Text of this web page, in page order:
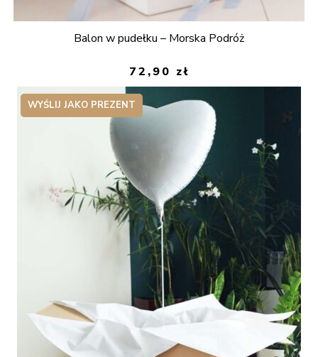
Balon w pudełku – Morska Podróż
72,90 zł
WYŚLIJ JAKO PREZENT